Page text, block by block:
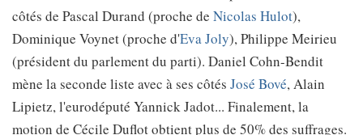
côtés de Pascal Durand (proche de Nicolas Hulot),
Dominique Voynet (proche d'Eva Joly), Philippe Meirieu
(président du parlement du parti). Daniel Cohn-Bendit
mène la seconde liste avec à ses côtés José Bové, Alain
Lipietz, l'eurodéputé Yannick Jadot... Finalement, la
motion de Cécile Duflot obtient plus de 50% des suffrages.